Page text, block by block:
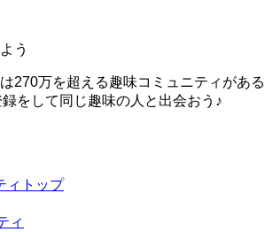
う
270万を超える趣味コミュニティがある
をして同じ趣味の人と出会おう♪
ィトップ
ィ